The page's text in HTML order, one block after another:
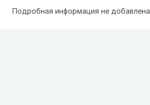
Подробная информация не добавлена